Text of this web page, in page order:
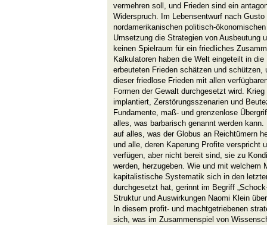
vermehren soll, und Frieden sind ein
Widerspruch. Im Lebensentwurf nach
nordamerikanischen politisch-
Umsetzung die Strategien von Ausbeutung
keinen Spielraum für ein friedliches
Kalkulatoren haben die Welt eingeteilt in
erbeuteten Frieden schätzen und schützen,
dieser friedlose Frieden mit allen
Formen der Gewalt durchgesetzt wird.
implantiert, Zerstörungsszenarien und
Fundamente, maß- und grenzenlose
alles, was barbarisch genannt werden
auf alles, was der Globus an Reichtümern
und alle, deren Kaperung Profite verspricht
verfügen, aber nicht bereit sind, sie zu
werden, herzugeben. Wie und mit welchem
kapitalistische Systematik sich in den
durchgesetzt hat, gerinnt im Begriff
Struktur und Auswirkungen Naomi Klein
In diesem profit- und machtgetriebenen
sich, was im Zusammenspiel von